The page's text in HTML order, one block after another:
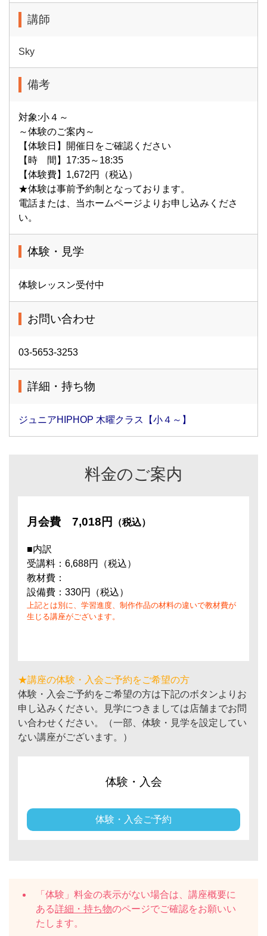
講師
Sky
備考
対象:小４～
～体験のご案内～
【体験日】開催日をご確認ください
【時 間】17:35～18:35
【体験費】1,672円（税込）
★体験は事前予約制となっております。
電話または、当ホームページよりお申し込みくださ
い。
体験・見学
体験レッスン受付中
お問い合わせ
03-5653-3253
詳細・持ち物
ジュニアHIPHOP 木曜クラス【小４～】
料金のご案内
月会費 7,018円 （税込）
■内訳
受講料：6,688円（税込）
教材費：
設備費：330円（税込）
上記とは別に、学習進度、制作作品の材料の違いで教材費が
生じる講座がございます。
★講座の体験・入会ご予約をご希望の方
体験・入会ご予約をご希望の方は下記のボタンよりお
申し込みください。見学につきましては店舗までお問
い合わせください。（一部、体験・見学を設定してい
ない講座がございます。）
体験・入会
体験・入会ご予約
「体験」料金の表示がない場合は、講座概要に
ある詳細・持ち物のページでご確認をお願いい
たします。